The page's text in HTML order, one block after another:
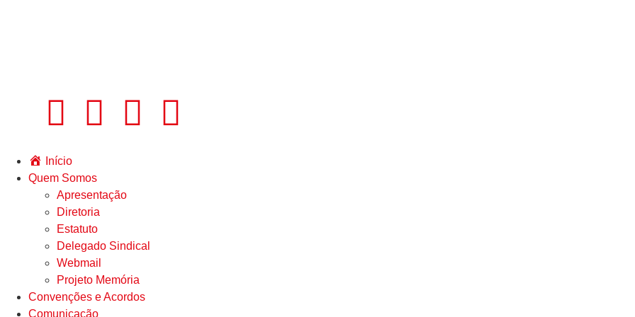
Início
Quem Somos
Apresentação
Diretoria
Estatuto
Delegado Sindical
Webmail
Projeto Memória
Convenções e Acordos
Comunicação